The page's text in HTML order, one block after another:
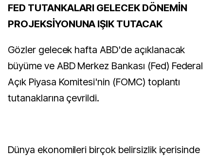
FED TUTANKALARI GELECEK DÖNEMİN
PROJEKSİYONUNA IŞIK TUTACAK
Gözler gelecek hafta ABD'de açıklanacak
büyüme ve ABD Merkez Bankası (Fed) Federal
Açık Piyasa Komitesi'nin (FOMC) toplantı
tutanaklarına çevrildi.
Dünya ekonomileri birçok belirsizlik içerisinde